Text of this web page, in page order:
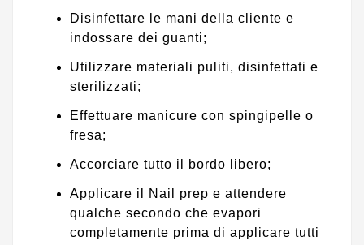
Disinfettare le mani della cliente e
indossare dei guanti;
Utilizzare materiali puliti, disinfettati e
sterilizzati;
Effettuare manicure con spingipelle o
fresa;
Accorciare tutto il bordo libero;
Applicare il Nail prep e attendere
qualche secondo che evapori
completamente prima di applicare tutti